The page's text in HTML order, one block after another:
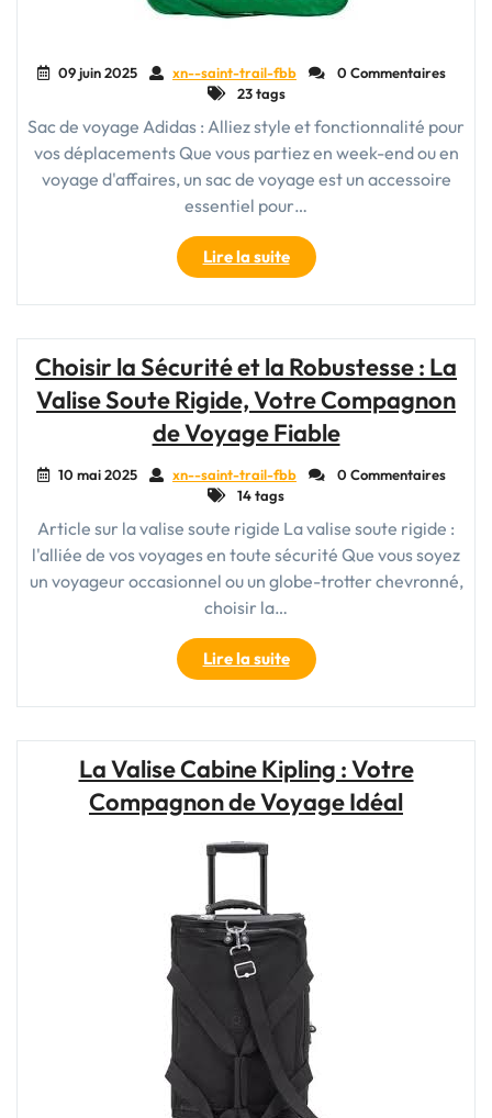
09 juin 2025 xn--saint-trail-fbb
0 Commentaires
23 tags
Sac de voyage Adidas : Alliez style et fonctionnalité pour
vos déplacements Que vous partiez en week-end ou en
voyage d'affaires, un sac de voyage est un accessoire
essentiel pour…
Lire la suite"Sac
de
voyage
Style
et
fonctionnalité
pour
vos
Choisir la Sécurité et la Robustesse : La
Valise Soute Rigide, Votre Compagnon
de Voyage Fiable
10 mai 2025 xn--saint-trail-fbb
0 Commentaires
14 tags
Article sur la valise soute rigide La valise soute rigide :
l'alliée de vos voyages en toute sécurité Que vous soyez
un voyageur occasionnel ou un globe-trotter chevronné,
choisir la…
Lire la suite"Choisir
la
Sécurité
Robustesse
:
Votre
Compagnon
de
Voyage
Fiable"
La Valise Cabine Kipling : Votre
Compagnon de Voyage Idéal